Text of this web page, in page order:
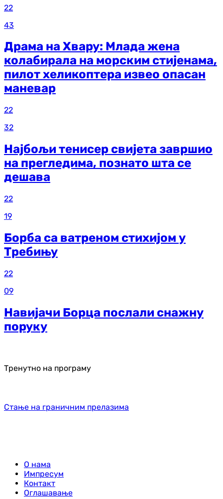
22
43
Драма на Хвару: Млада жена
колабирала на морским стијенама,
пилот хеликоптера извео опасан
маневар
22
32
Најбољи тенисер свијета завршио
на прегледима, познато шта се
дешава
22
19
Борба са ватреном стихијом у
Требињу
22
09
Навијачи Борца послали снажну
поруку
Тренутно на програму
Стање на граничним прелазима
О нама
Импресум
Контакт
Оглашавање